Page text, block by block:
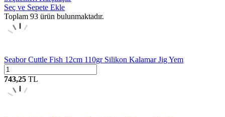
Seç ve Sepete Ekle
Toplam 93 ürün bulunmaktadır.
Seabor Cuttle Fish 12cm 110gr Silikon Kalamar Jig Yem
743,25 TL